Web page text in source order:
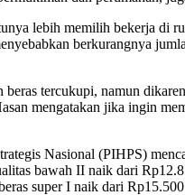
lebih memilih bekerja di
berkurangnya
tercukupi, namun
mengatakan jika ingin
Nasional (PIHPS)
bawah II naik dari
super I naik dari